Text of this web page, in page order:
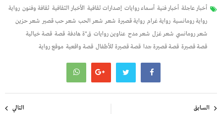
أخبار عاجلة أخبار فنية أسماء روايات إصدارات ثقافية الأخبار الثقافية ثقافة وفنون رواية
رواية رومانسية رواية غرام رواية قصيرة شعر شعر الحب شعر حب قصير شعر حزين
شعر رومانسي شعر غزل شعر مدح عناوين روايات ق"ة هادفة قصة قصة خيالية
قصة قصيرة قصة قصيرة جدا قصة قصيرة للأطفال قصة واقعية موقع رواية
المقالات
السابق التالي